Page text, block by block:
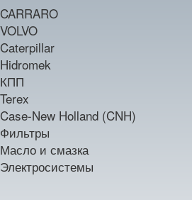
CARRARO
VOLVO
Caterpillar
Hidromek
КПП
Terex
Case-New Holland (CNH)
Фильтры
Масло и смазка
Электросистемы